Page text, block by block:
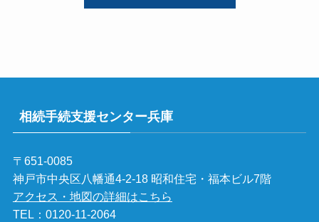
相続手続支援センター兵庫
〒651-0085
神戸市中央区八幡通4-2-18 昭和住宅・福本ビル7階
アクセス・地図の詳細はこちら
TEL： 0120-11-2064